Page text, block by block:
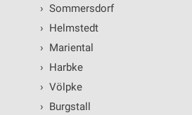
› Sommersdorf
› Helmstedt
› Mariental
› Harbke
› Völpke
› Burgstall